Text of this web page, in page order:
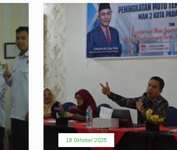
18 Oktober 2025